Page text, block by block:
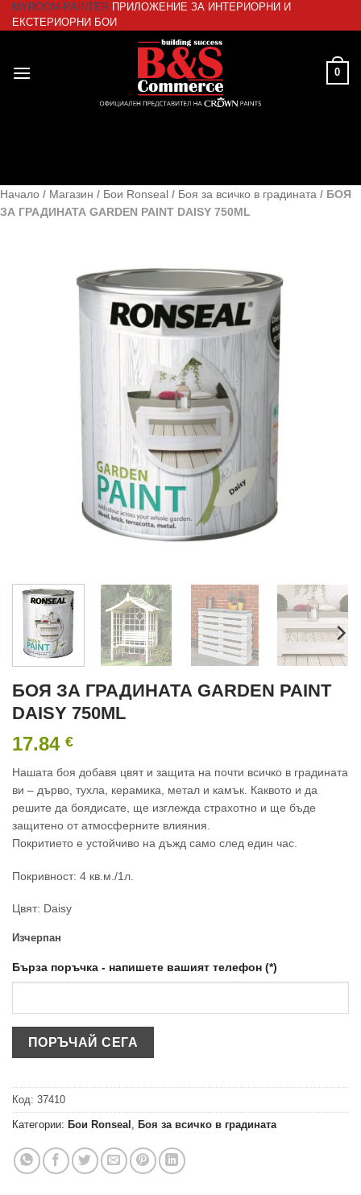
Skip
to
MYROOM-PAINTER ПРИЛОЖЕНИЕ ЗА ИНТЕРИОРНИ И
ЕКСТЕРИОРНИ БОИ
0
Начало / Магазин / Бои Ronseal / Боя за всичко в градината / БОЯ
ЗА ГРАДИНАТА GARDEN PAINT DAISY 750ML
БОЯ ЗА ГРАДИНАТА GARDEN PAINT
DAISY 750ML
17.84 €
Нашата боя добавя цвят и защита на почти всичко в градината
ви – дърво, тухла, керамика, метал и камък. Каквото и да
решите да боядисате, ще изглежда страхотно и ще бъде
защитено от атмосферните влияния.
Покритието е устойчиво на дъжд само след един час.
Покривност: 4 кв.м./1л.
Цвят: Daisy
Изчерпан
Бърза поръчка - напишете вашият телефон (*)
Код: 37410
Категории: Бои Ronseal , Боя за всичко в градината